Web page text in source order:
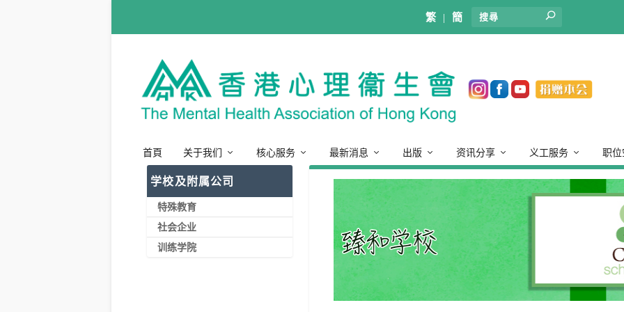
繁 |簡
首頁 关于我们 核心服务 最新消息 出版 资讯分享 义工服务 职
学校及附属公司
特殊教育
社会企业
训练学院